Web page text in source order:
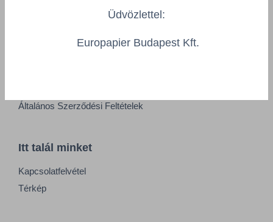
Információk
Általános Szerződési Feltételek
Itt talál minket
Kapcsolatfelvétel
Térkép
Üdvözlettel:
Europapier Budapest Kft.